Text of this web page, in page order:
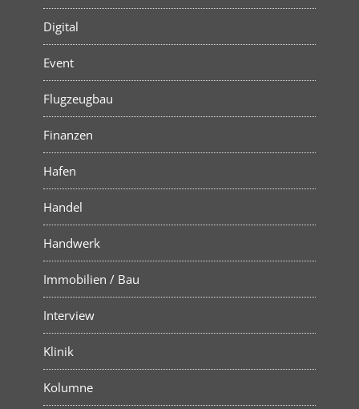
Digital
Event
Flugzeugbau
Finanzen
Hafen
Handel
Handwerk
Immobilien / Bau
Interview
Klinik
Kolumne